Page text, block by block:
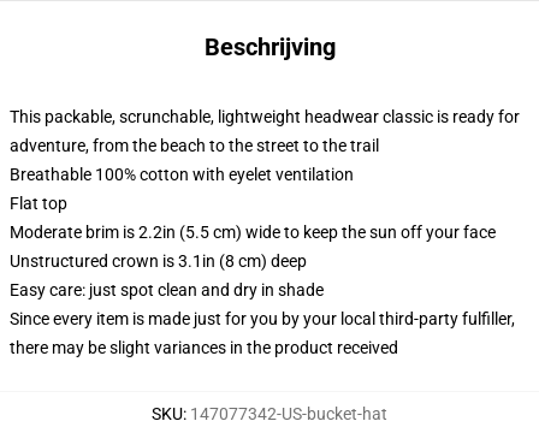
Beschrijving
This packable, scrunchable, lightweight headwear classic is ready for
adventure, from the beach to the street to the trail
Breathable 100% cotton with eyelet ventilation
Flat top
Moderate brim is 2.2in (5.5 cm) wide to keep the sun off your face
Unstructured crown is 3.1in (8 cm) deep
Easy care: just spot clean and dry in shade
Since every item is made just for you by your local third-party fulfiller,
there may be slight variances in the product received
SKU: 147077342-US-bucket-hat